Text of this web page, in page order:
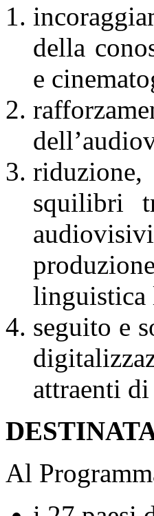
della
e
squilibri
linguistica
seguito e
attraenti
Al